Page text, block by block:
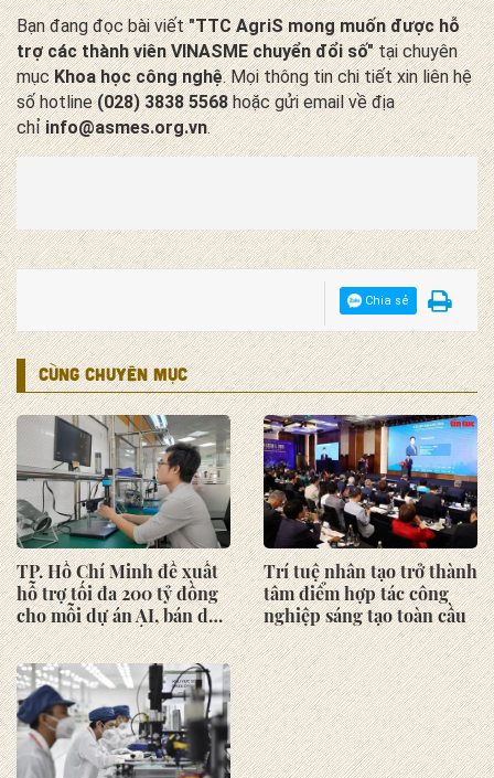
Bạn đang đọc bài viết"TTC AgriS mong muốn được hỗ
trợ các thành viên VINASME chuyển đổi số"tại chuyên
mụcKhoa học công nghệ. Mọi thông tin chi tiết xin liên hệ
số hotline(028) 3838 5568hoặc gửi email về địa
chỉinfo@asmes.org.vn.
Chia sẻ
CÙNG CHUYÊN MỤC
TP. Hồ Chí Minh đề xuất
hỗ trợ tối đa 200 tỷ đồng
cho mỗi dự án AI, bán dẫn
và công nghệ số
Trí tuệ nhân tạo trở thành
tâm điểm hợp tác công
nghiệp sáng tạo toàn cầu